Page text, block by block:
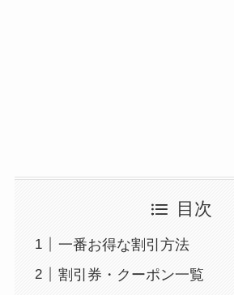
目次
一番お得な割引方法
割引券・クーポン一覧